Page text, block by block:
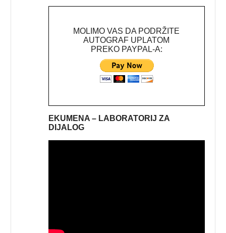
MOLIMO VAS DA PODRŽITE
AUTOGRAF UPLATOM
PREKO PAYPAL-A:
EKUMENA – LABORATORIJ ZA
DIJALOG